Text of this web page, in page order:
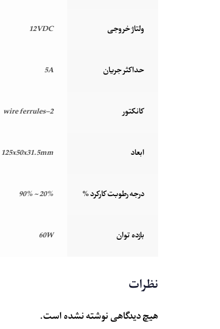
ولتاژ خروجی 12VDC
حداکثر جریان 5A
کانکتور 2-wire ferrules
ابعاد 125x50x31.5mm
درجه رطوبت کارکرد % 20% ~ 90%
بازده توان 60W
نظرات
هیچ دیدگاهی نوشته نشده است.